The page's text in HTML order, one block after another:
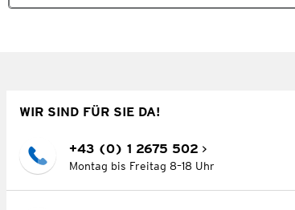
WIR SIND FÜR SIE DA!
+43 (0) 1 2675 502
Montag bis Freitag 8–18 Uhr